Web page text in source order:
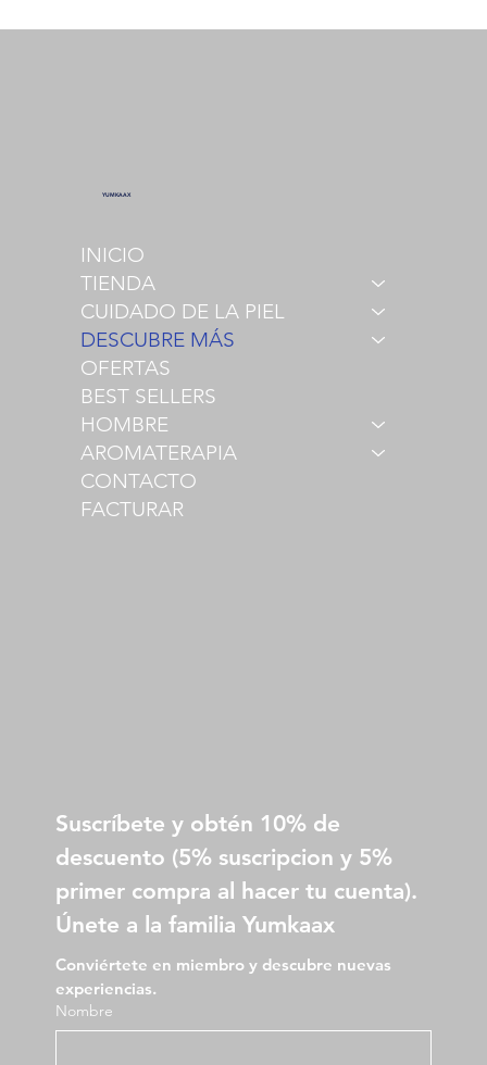
YUMKAAX
INICIO
TIENDA
CUIDADO DE LA PIEL
DESCUBRE MÁS
OFERTAS
BEST SELLERS
HOMBRE
AROMATERAPIA
CONTACTO
FACTURAR
Suscríbete y obtén 10% de
descuento (5% suscripcion y 5%
primer compra al hacer tu cuenta).
Únete a la familia Yumkaax
Conviértete en miembro y descubre nuevas
experiencias.
Nombre